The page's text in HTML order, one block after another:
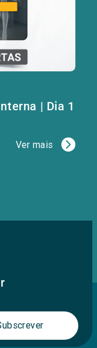
| Dia 1
Ver mais